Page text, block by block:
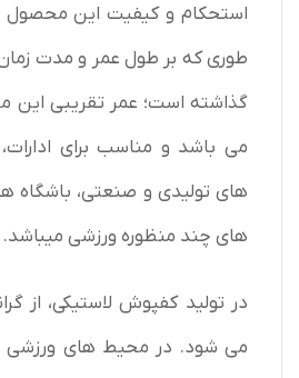
استحکام و کیفیت این محصول
طوری که بر طول عمر و مدت زمان
می باشد و مناسب برای
های تولیدی و صنعتی، باشگاه
های چند منظوره ورزشی میباشد.
در تولید کفپوش لاستیکی، از
می شود. در محیط های ورزشی و